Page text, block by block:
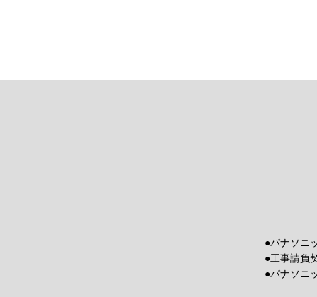
●パナソニ
●工事請負
●パナソニ